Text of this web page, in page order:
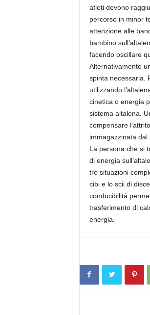
atleti devono
percorso in minor
attenzione alle
bambino
facendo oscillare
Alternativamente
spinta necessaria.
utilizzando
cinetica o energia
sistema altalena.
compensare
immagazzinata dal
La persona che si
di energia
tre situazioni
cibi e lo scii di
conducibilità
trasferimento di
energia.